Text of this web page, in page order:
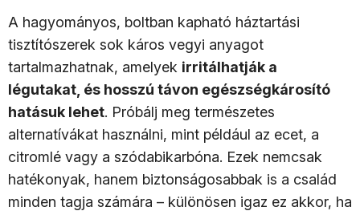
A hagyományos, boltban kapható háztartási
tisztítószerek sok káros vegyi anyagot
tartalmazhatnak, amelyek irritálhatják a
légutakat, és hosszú távon egészségkárosító
hatásuk lehet. Próbálj meg természetes
alternatívákat használni, mint például az ecet, a
citromlé vagy a szódabikarbóna. Ezek nemcsak
hatékonyak, hanem biztonságosabbak is a család
minden tagja számára – különösen igaz ez akkor, ha